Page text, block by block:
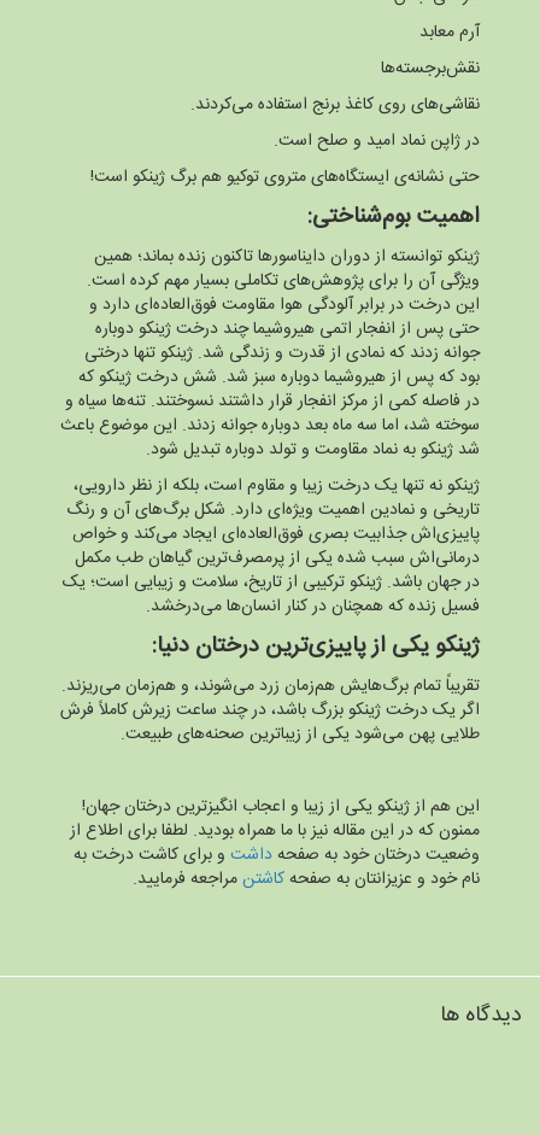
آرم معابد
نقش‌برجسته‌ها
نقاشی‌های روی کاغذ برنج استفاده می‌کردند.
در ژاپن نماد امید و صلح است.
حتی نشانه‌ی ایستگاه‌های متروی توکیو هم برگ ژینکو است!
اهمیت بوم‌شناختی:
ژینکو توانسته از دوران دایناسورها تاکنون زنده بماند؛ همین
ویژگی آن را برای پژوهش‌های تکاملی بسیار مهم کرده است.
این درخت در برابر آلودگی هوا مقاومت فوق‌العاده‌ای دارد و
حتی پس از انفجار اتمی هیروشیما چند درخت ژینکو دوباره
جوانه زدند که نمادی از قدرت و زندگی شد. ژینکو تنها درختی
بود که پس از هیروشیما دوباره سبز شد. شش درخت ژینکو که
در فاصله کمی از مرکز انفجار قرار داشتند نسوختند. تنه‌ها سیاه و
سوخته شد، اما سه ماه بعد دوباره جوانه زدند. این موضوع باعث
شد ژینکو به نماد مقاومت و تولد دوباره تبدیل شود.
ژینکو نه‌ تنها یک درخت زیبا و مقاوم است، بلکه از نظر دارویی،
تاریخی و نمادین اهمیت ویژه‌ای دارد. شکل برگ‌های آن و رنگ
پاییزی‌اش جذابیت بصری فوق‌العاده‌ای ایجاد می‌کند و خواص
درمانی‌اش سبب شده یکی از پرمصرف‌ترین گیاهان طب مکمل
در جهان باشد. ژینکو ترکیبی از تاریخ، سلامت و زیبایی است؛ یک
فسیل زنده که همچنان در کنار انسان‌ها می‌درخشد.
ژینکو یکی از پاییزی‌ترین درختان دنیا:
تقریباً تمام برگ‌هایش هم‌زمان زرد می‌شوند، و هم‌زمان می‌ریزند.
اگر یک درخت ژینکو بزرگ باشد، در چند ساعت زیرش کاملاً فرش
طلایی پهن می‌شود یکی از زیباترین صحنه‌های طبیعت.
این هم از ژینکو یکی از زیبا و اعجاب انگیز‌ترین درختان جهان!
ممنون که در این مقاله نیز با ما همراه بودید. لطفا برای اطلاع از
وضعیت درختان خود به صفحه‌داشت و برای کاشت درخت به
نام خود و عزیزانتان به صفحهکاشتنمراجعه فرمایید.
دیدگاه ها